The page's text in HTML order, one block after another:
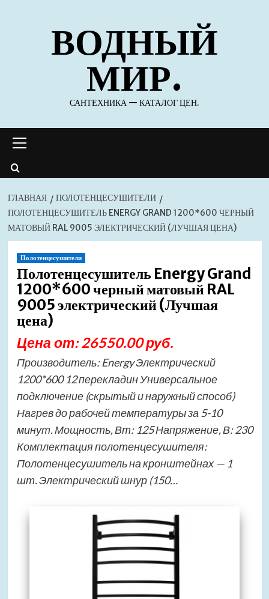
содержимомуВОДНЫЙ
МИР.
САНТЕХНИКА — КАТАЛОГ ЦЕН.
меню
ГЛАВНАЯ
ПОЛОТЕНЦЕСУШИТЕЛИ
ПОЛОТЕНЦЕСУШИТЕЛЬ ENERGY GRAND 1200*600 ЧЕРНЫЙ
МАТОВЫЙ RAL 9005 ЭЛЕКТРИЧЕСКИЙ (ЛУЧШАЯ ЦЕНА)
Полотенцесушители
Полотенцесушитель Energy Grand
1200*600 черный матовый RAL
9005 электрический (Лучшая
цена)
Цена от: 26550.00 руб.
Производитель: Energy Электрический
1200*600 12 перекладин Универсальное
подключение (скрытый и наружный способ)
Нагрев до рабочей температуры за 5-10
минут. Мощность, Вт: 125 Напряжение, В: 230
Комплектация полотенцесушителя:
Полотенцесушитель на кронштейнах — 1
шт. Электрический шнур (150…